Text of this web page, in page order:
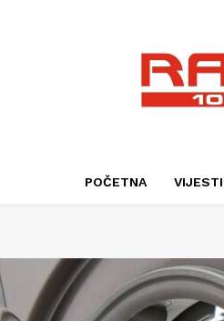
POČETNA VIJESTI